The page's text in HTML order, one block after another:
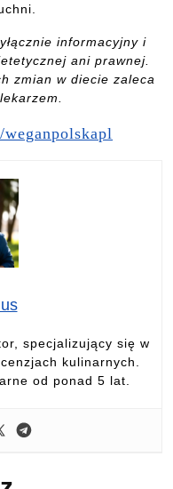
informacyjny i
ani prawnej.
zmian w diecie zaleca
specjalizujący się w
kulinarnych.
od ponad 5 lat.